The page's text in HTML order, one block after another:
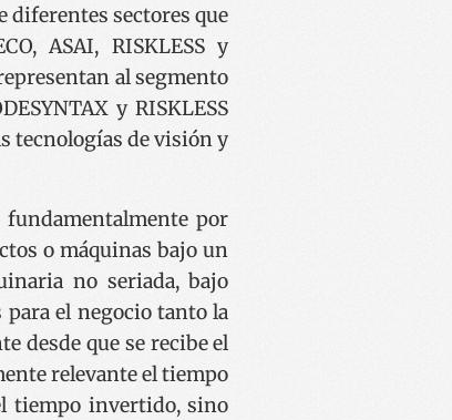
diferentes sectores que
ASAI, RISKLESS y
al segmento
y RISKLESS
tecnologías de visión y
fundamentalmente por
o máquinas bajo un
no seriada, bajo
el negocio tanto la
desde que se recibe el
relevante el tiempo
tiempo invertido, sino